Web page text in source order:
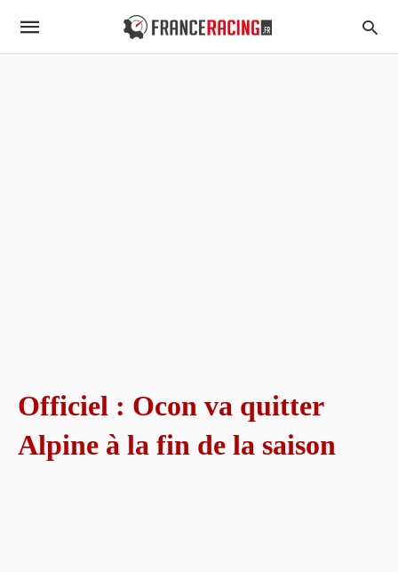
Officiel : Ocon va quitter
Alpine à la fin de la saison